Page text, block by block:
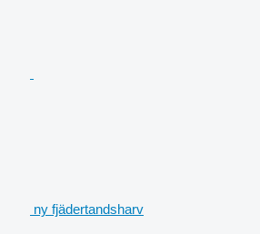
ny fjädertandsharv